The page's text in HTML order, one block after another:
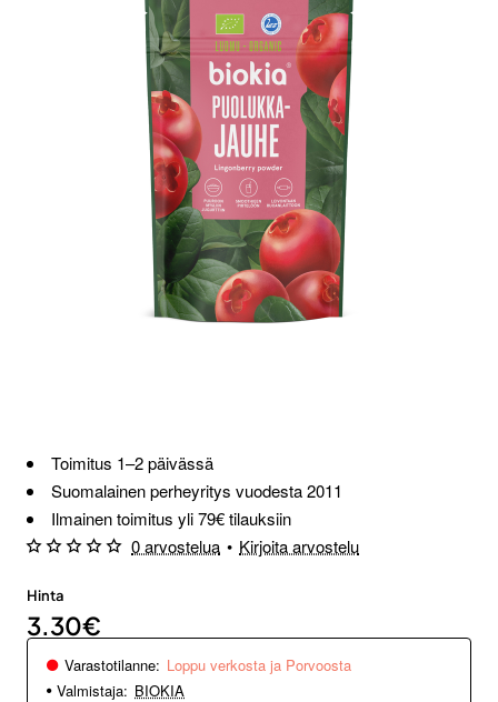
Toimitus 1–2 päivässä
Suomalainen perheyritys vuodesta 2011
Ilmainen toimitus yli 79€ tilauksiin
0 arvostelua • Kirjoita arvostelu
Hinta
3.30€
Varastotilanne: Loppu verkosta ja Porvoosta
Valmistaja: BIOKIA